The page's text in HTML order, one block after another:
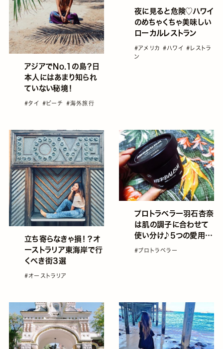
アジアでNo.1の島？日
本人にはあまり知られ
ていない秘境！
#タイ #ビーチ #海外旅行
夜に見ると危険♡ハワイ
のめちゃくちゃ美味しい
ローカルレストラン
#アメリカ#ハワイ#レストラ
ン
立ち寄らなきゃ損！？オ
ーストラリア東海岸で行
くべき街3選
#オーストラリア
プロトラベラー羽石杏奈
は肌の調子に合わせて
使い分け♪5つの愛用洗
顔料
#プロトラベラー